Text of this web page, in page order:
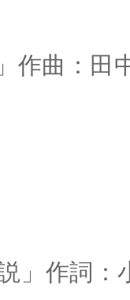
作曲：
説」作詞